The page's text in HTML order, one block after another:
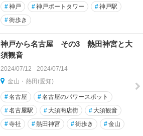
#神戸 #神戸ポートタワー #神戸駅
#街歩き
神戸から名古屋 その3 熱田神宮と大
須観音
2024/07/12 - 2024/07/14
金山・熱田(愛知)
#名古屋 #名古屋のパワースポット
#名古屋駅 # 大須商店街 # 大須観音
#寺社 #熱田神宮 #街歩き #金山